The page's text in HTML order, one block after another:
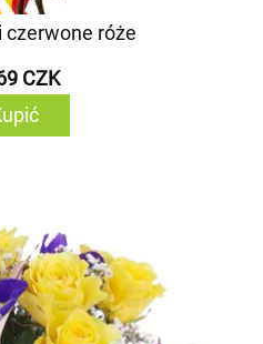
czerwone róże
CZK